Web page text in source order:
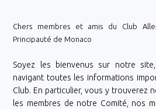
Chers membres et amis du Club
Principauté de Monaco
Soyez les bienvenus sur notre
navigant toutes les informations
Club. En particulier, vous y trouverez
les membres de notre Comité, nos